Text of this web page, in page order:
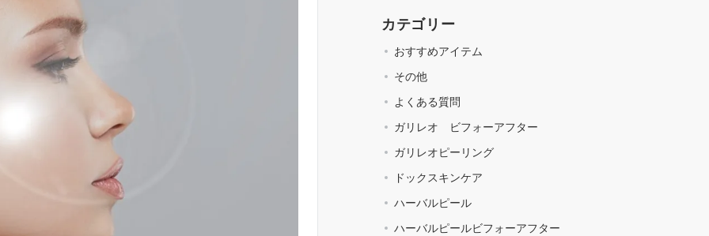
カテゴリー
おすすめアイテム
その他
よくある質問
ガリレオ ビフォーアフター
ガリレオピーリング
ドックスキンケア
ハーバルピール
ハーバルピールビフォーアフター